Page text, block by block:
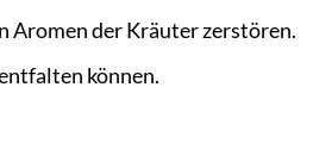
Aromen der Kräuter zerstören.
können.